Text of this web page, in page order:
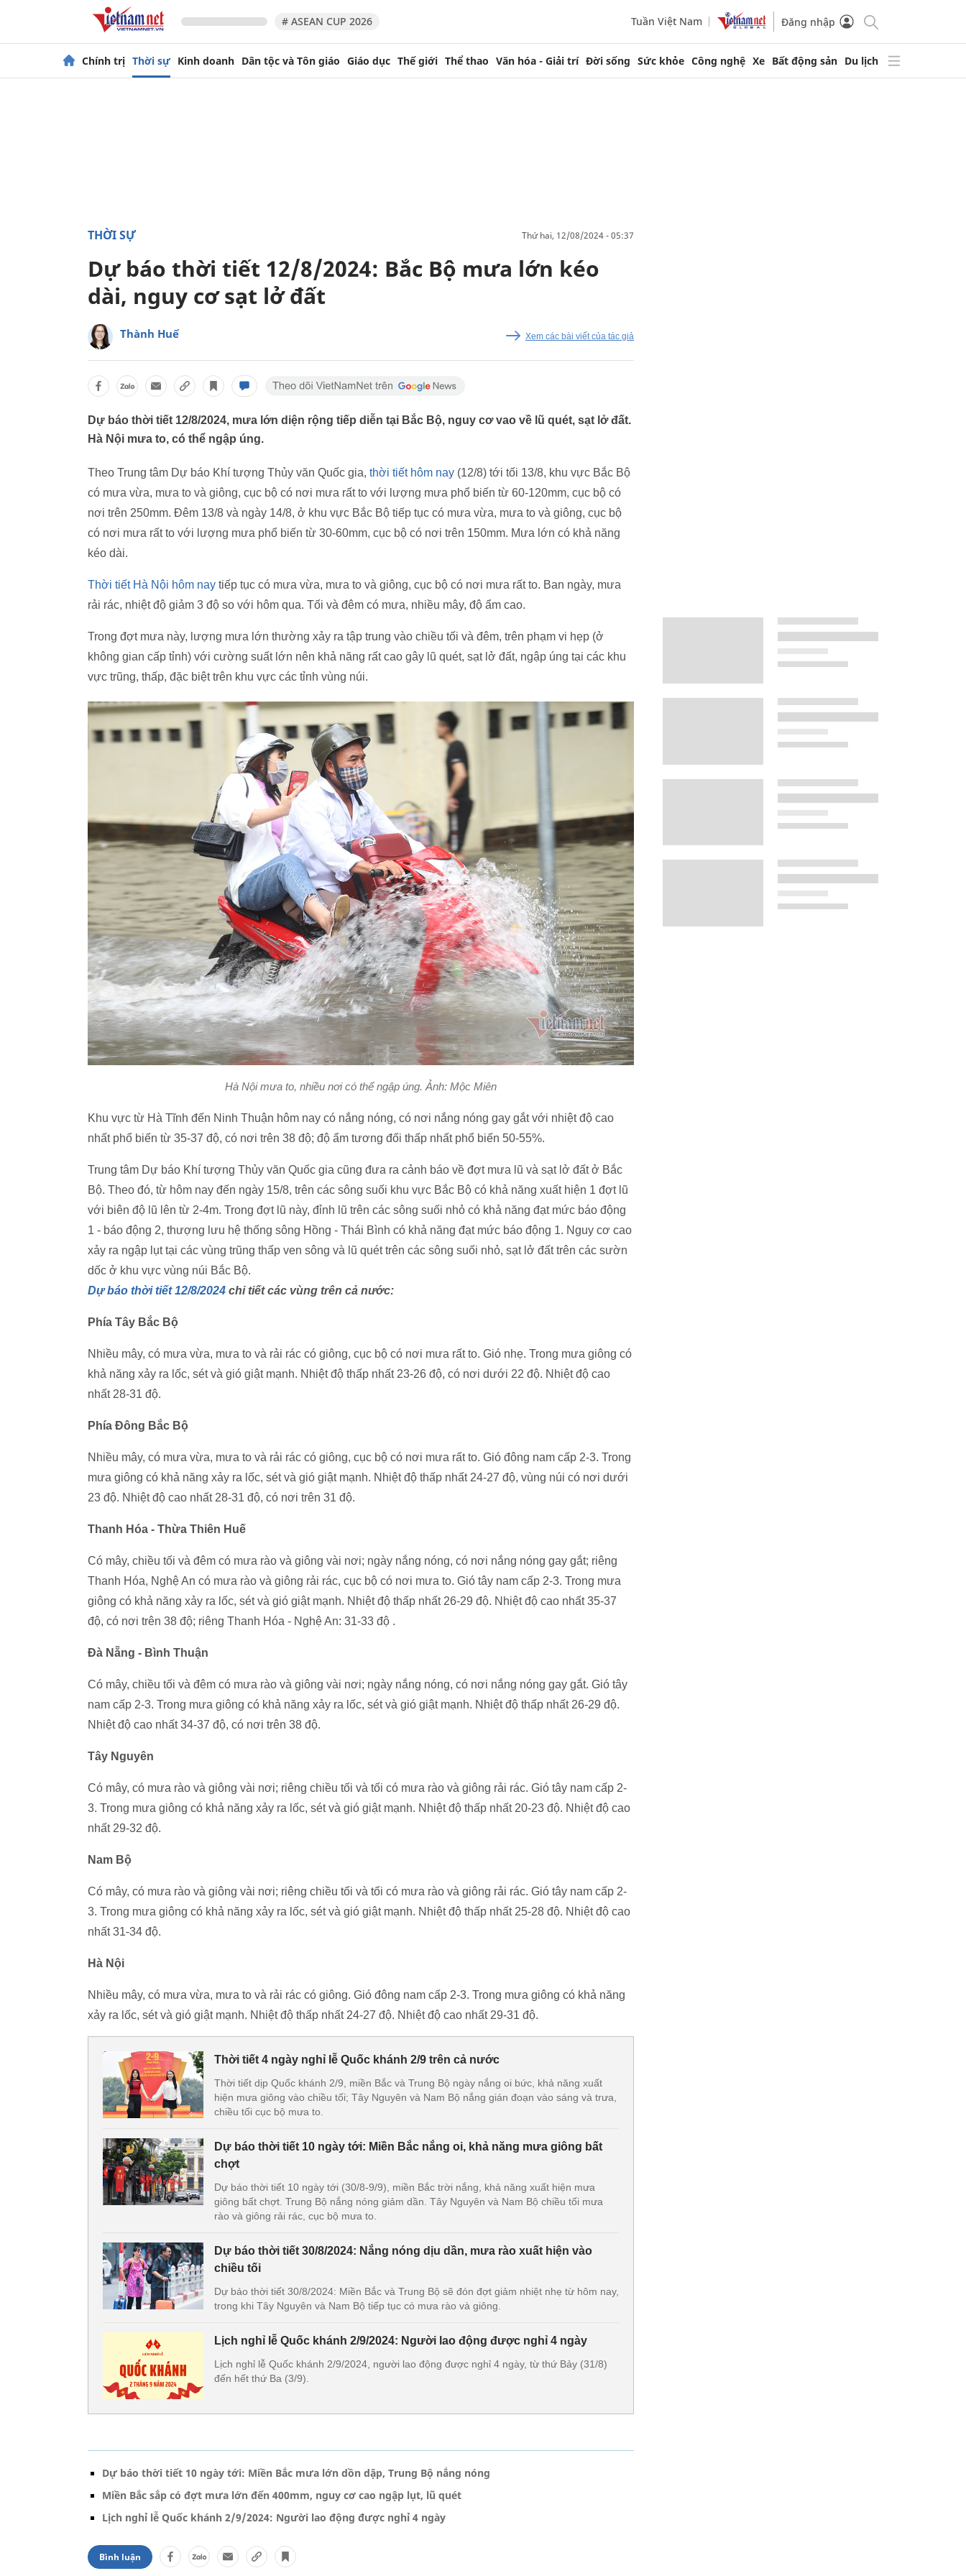
# ASEAN CUP 2026 Tuần Việt Nam Đăng nhập
Chính trị Thời sự Kinh doanh Dân tộc và Tôn giáo Giáo dục Thế giới Thể thao Văn hóa - Giải trí Đời sống Sức khỏe Công nghệ Xe Bất động sản Du lịch
THỜI SỰ thứ hai, 12/08/2024 - 05:37
Dự báo thời tiết 12/8/2024: Bắc Bộ mưa lớn kéo
dài, nguy cơ sạt lở đất
Thành Huế Xem các bài viết của tác giả
Dự báo thời tiết 12/8/2024, mưa lớn diện rộng tiếp diễn tại Bắc Bộ, nguy cơ vao về lũ quét, sạt lở đất.
Hà Nội mưa to, có thể ngập úng.
Theo Trung tâm Dự báo Khí tượng Thủy văn Quốc gia, thời tiết hôm nay (12/8) tới tối 13/8, khu vực Bắc Bộ
có mưa vừa, mưa to và giông, cục bộ có nơi mưa rất to với lượng mưa phổ biến từ 60-120mm, cục bộ có
nơi trên 250mm. Đêm 13/8 và ngày 14/8, ở khu vực Bắc Bộ tiếp tục có mưa vừa, mưa to và giông, cục bộ
có nơi mưa rất to với lượng mưa phổ biến từ 30-60mm, cục bộ có nơi trên 150mm. Mưa lớn có khả năng
kéo dài.
Thời tiết Hà Nội hôm nay tiếp tục có mưa vừa, mưa to và giông, cục bộ có nơi mưa rất to. Ban ngày, mưa
rải rác, nhiệt độ giảm 3 độ so với hôm qua. Tối và đêm có mưa, nhiều mây, độ ẩm cao.
Trong đợt mưa này, lượng mưa lớn thường xảy ra tập trung vào chiều tối và đêm, trên phạm vi hẹp (ở
không gian cấp tỉnh) với cường suất lớn nên khả năng rất cao gây lũ quét, sạt lở đất, ngập úng tại các khu
vực trũng, thấp, đặc biệt trên khu vực các tỉnh vùng núi.
Hà Nội mưa to, nhiều nơi có thể ngập úng. Ảnh: Mộc Miên
Khu vực từ Hà Tĩnh đến Ninh Thuận hôm nay có nắng nóng, có nơi nắng nóng gay gắt với nhiệt độ cao
nhất phổ biến từ 35-37 độ, có nơi trên 38 độ; độ ẩm tương đối thấp nhất phổ biến 50-55%.
Trung tâm Dự báo Khí tượng Thủy văn Quốc gia cũng đưa ra cảnh báo về đợt mưa lũ và sạt lở đất ở Bắc
Bộ. Theo đó, từ hôm nay đến ngày 15/8, trên các sông suối khu vực Bắc Bộ có khả năng xuất hiện 1 đợt lũ
với biên độ lũ lên từ 2-4m. Trong đợt lũ này, đỉnh lũ trên các sông suối nhỏ có khả năng đạt mức báo động
1 - báo động 2, thượng lưu hệ thống sông Hồng - Thái Bình có khả năng đạt mức báo động 1. Nguy cơ cao
xảy ra ngập lụt tại các vùng trũng thấp ven sông và lũ quét trên các sông suối nhỏ, sạt lở đất trên các sườn
dốc ở khu vực vùng núi Bắc Bộ.
Dự báo thời tiết 12/8/2024 chi tiết các vùng trên cả nước:
Phía Tây Bắc Bộ
Nhiều mây, có mưa vừa, mưa to và rải rác có giông, cục bộ có nơi mưa rất to. Gió nhẹ. Trong mưa giông có
khả năng xảy ra lốc, sét và gió giật mạnh. Nhiệt độ thấp nhất 23-26 độ, có nơi dưới 22 độ. Nhiệt độ cao
nhất 28-31 độ.
Phía Đông Bắc Bộ
Nhiều mây, có mưa vừa, mưa to và rải rác có giông, cục bộ có nơi mưa rất to. Gió đông nam cấp 2-3. Trong
mưa giông có khả năng xảy ra lốc, sét và gió giật mạnh. Nhiệt độ thấp nhất 24-27 độ, vùng núi có nơi dưới
23 độ. Nhiệt độ cao nhất 28-31 độ, có nơi trên 31 độ.
Thanh Hóa - Thừa Thiên Huế
Có mây, chiều tối và đêm có mưa rào và giông vài nơi; ngày nắng nóng, có nơi nắng nóng gay gắt; riêng
Thanh Hóa, Nghệ An có mưa rào và giông rải rác, cục bộ có nơi mưa to. Gió tây nam cấp 2-3. Trong mưa
giông có khả năng xảy ra lốc, sét và gió giật mạnh. Nhiệt độ thấp nhất 26-29 độ. Nhiệt độ cao nhất 35-37
độ, có nơi trên 38 độ; riêng Thanh Hóa - Nghệ An: 31-33 độ .
Đà Nẵng - Bình Thuận
Có mây, chiều tối và đêm có mưa rào và giông vài nơi; ngày nắng nóng, có nơi nắng nóng gay gắt. Gió tây
nam cấp 2-3. Trong mưa giông có khả năng xảy ra lốc, sét và gió giật mạnh. Nhiệt độ thấp nhất 26-29 độ.
Nhiệt độ cao nhất 34-37 độ, có nơi trên 38 độ.
Tây Nguyên
Có mây, có mưa rào và giông vài nơi; riêng chiều tối và tối có mưa rào và giông rải rác. Gió tây nam cấp 2-
3. Trong mưa giông có khả năng xảy ra lốc, sét và gió giật mạnh. Nhiệt độ thấp nhất 20-23 độ. Nhiệt độ cao
nhất 29-32 độ.
Nam Bộ
Có mây, có mưa rào và giông vài nơi; riêng chiều tối và tối có mưa rào và giông rải rác. Gió tây nam cấp 2-
3. Trong mưa giông có khả năng xảy ra lốc, sét và gió giật mạnh. Nhiệt độ thấp nhất 25-28 độ. Nhiệt độ cao
nhất 31-34 độ.
Hà Nội
Nhiều mây, có mưa vừa, mưa to và rải rác có giông. Gió đông nam cấp 2-3. Trong mưa giông có khả năng
xảy ra lốc, sét và gió giật mạnh. Nhiệt độ thấp nhất 24-27 độ. Nhiệt độ cao nhất 29-31 độ.
Thời tiết 4 ngày nghỉ lễ Quốc khánh 2/9 trên cả nước
Thời tiết dịp Quốc khánh 2/9, miền Bắc và Trung Bộ ngày nắng oi bức, khả năng xuất
hiện mưa giông vào chiều tối; Tây Nguyên và Nam Bộ nắng gián đoạn vào sáng và trưa,
chiều tối cục bộ mưa to.
Dự báo thời tiết 10 ngày tới: Miền Bắc nắng oi, khả năng mưa giông bất
chợt
Dự báo thời tiết 10 ngày tới (30/8-9/9), miền Bắc trời nắng, khả năng xuất hiện mưa
giông bất chợt. Trung Bộ nắng nóng giảm dần. Tây Nguyên và Nam Bộ chiều tối mưa
rào và giông rải rác, cục bộ mưa to.
Dự báo thời tiết 30/8/2024: Nắng nóng dịu dần, mưa rào xuất hiện vào
chiều tối
Dự báo thời tiết 30/8/2024: Miền Bắc và Trung Bộ sẽ đón đợt giảm nhiệt nhẹ từ hôm nay,
trong khi Tây Nguyên và Nam Bộ tiếp tục có mưa rào và giông.
Lịch nghỉ lễ Quốc khánh 2/9/2024: Người lao động được nghỉ 4 ngày
Lịch nghỉ lễ Quốc khánh 2/9/2024, người lao động được nghỉ 4 ngày, từ thứ Bảy (31/8)
đến hết thứ Ba (3/9).
Dự báo thời tiết 10 ngày tới: Miền Bắc mưa lớn dồn dập, Trung Bộ nắng nóng
Miền Bắc sắp có đợt mưa lớn đến 400mm, nguy cơ cao ngập lụt, lũ quét
Lịch nghỉ lễ Quốc khánh 2/9/2024: Người lao động được nghỉ 4 ngày
Bình luận